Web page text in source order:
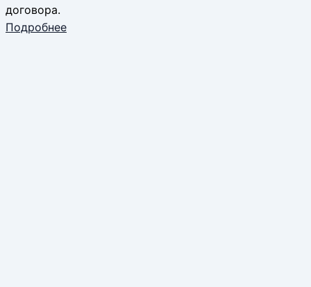
договора.
Подробнее